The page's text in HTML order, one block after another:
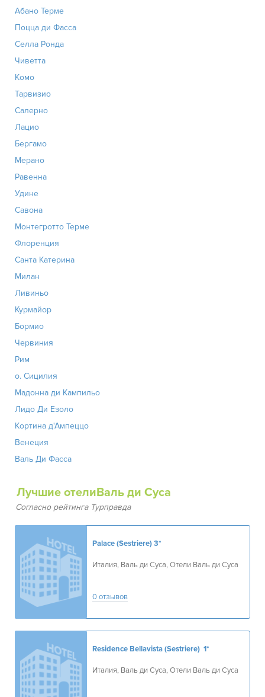
Абано Терме
Поцца ди Фасса
Селла Ронда
Чиветта
Комо
Тарвизио
Салерно
Лацио
Бергамо
Мерано
Равенна
Удине
Савона
Монтегротто Терме
Флоренция
Санта Катерина
Милан
Ливиньо
Курмайор
Бормио
Червиния
Рим
о. Сицилия
Мадонна ди Кампильо
Лидо Ди Езоло
Кортина д'Ампеццо
Венеция
Валь Ди Фасса
Лучшие отелиВаль ди Суса
Согласно рейтинга Турправда
Palace (Sestriere)3*
Италия, Валь ди Суса, Отели Валь ди Суса
0 отзывов
Residence Bellavista (Sestriere) 1*
Италия, Валь ди Суса, Отели Валь ди Суса